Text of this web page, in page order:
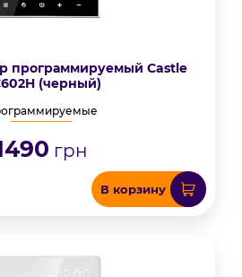
программируемый Castle
(черный)
грн
В корзину